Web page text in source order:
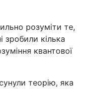
розуміти те,
зробили кілька
квантової
теорію, яка